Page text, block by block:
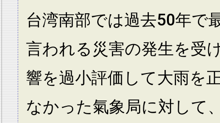
台湾南部では過去50年で
言われる災害の発生を受
響を過小評価して大雨を
なかった氣象局に対して